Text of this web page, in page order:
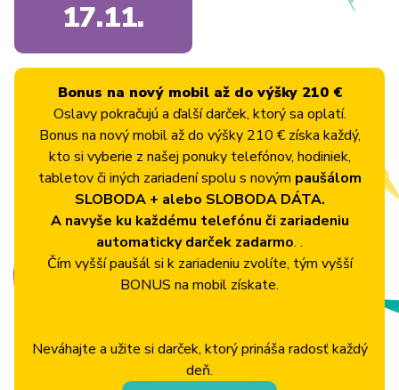
17.11.
Bonus na nový mobil až do výšky 210 €
Oslavy pokračujú a ďalší darček, ktorý sa oplatí.
Bonus na nový mobil až do výšky 210 € získa každý,
kto si vyberie z našej ponuky telefónov, hodiniek,
tabletov či iných zariadení spolu s novým paušálom
SLOBODA + alebo SLOBODA DÁTA.
A navyše ku každému telefónu či zariadeniu
automaticky darček zadarmo. .
Čím vyšší paušál si k zariadeniu zvolíte, tým vyšší
BONUS na mobil získate.
Neváhajte a užite si darček, ktorý prináša radosť každý
deň.